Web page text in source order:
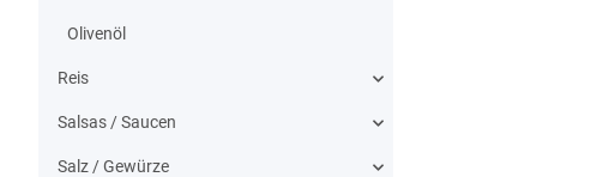
Olivenöl
Reis
Salsas / Saucen
Salz / Gewürze